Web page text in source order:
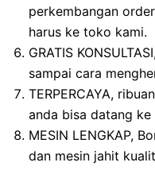
perkembangan
harus ke toko kami.
GRATIS
sampai cara
TERPERCAYA,
anda bisa datang
MESIN LENGKAP,
dan mesin jahit